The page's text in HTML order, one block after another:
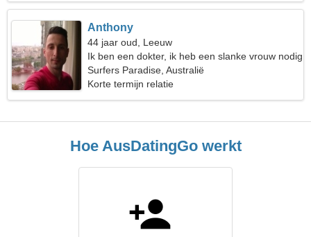
Anthony
44 jaar oud, Leeuw
Ik ben een dokter, ik heb een slanke vrouw nodig
Surfers Paradise, Australië
Korte termijn relatie
Hoe AusDatingGo werkt